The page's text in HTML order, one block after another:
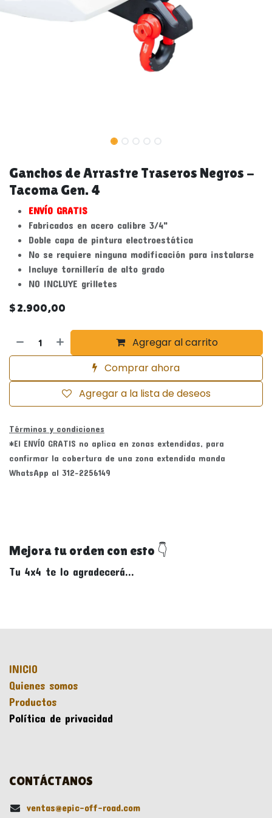
Ganchos de Arrastre Traseros Negros -
Tacoma Gen. 4
ENVÍO GRATIS
Fabricados en acero calibre 3/4"
Doble capa de pintura electroestática
No se requiere ninguna modificación para instalarse
Incluye tornillería de alto grado
NO INCLUYE grilletes
$2.900,00
Agregar al carrito
Comprar ahora
Agregar a la lista de deseos
Términos y condiciones
*El ENVÍO GRATIS no aplica en zonas extendidas, para
confirmar la cobertura de una zona extendida manda
WhatsApp al 312-2256149
Mejora tu orden con esto 👇
Tu 4x4 te lo agradecerá...
INICIO
Quienes somos
Productos
Política de privacidad
CONTÁCTANOS
ventas@epic-off-road.com